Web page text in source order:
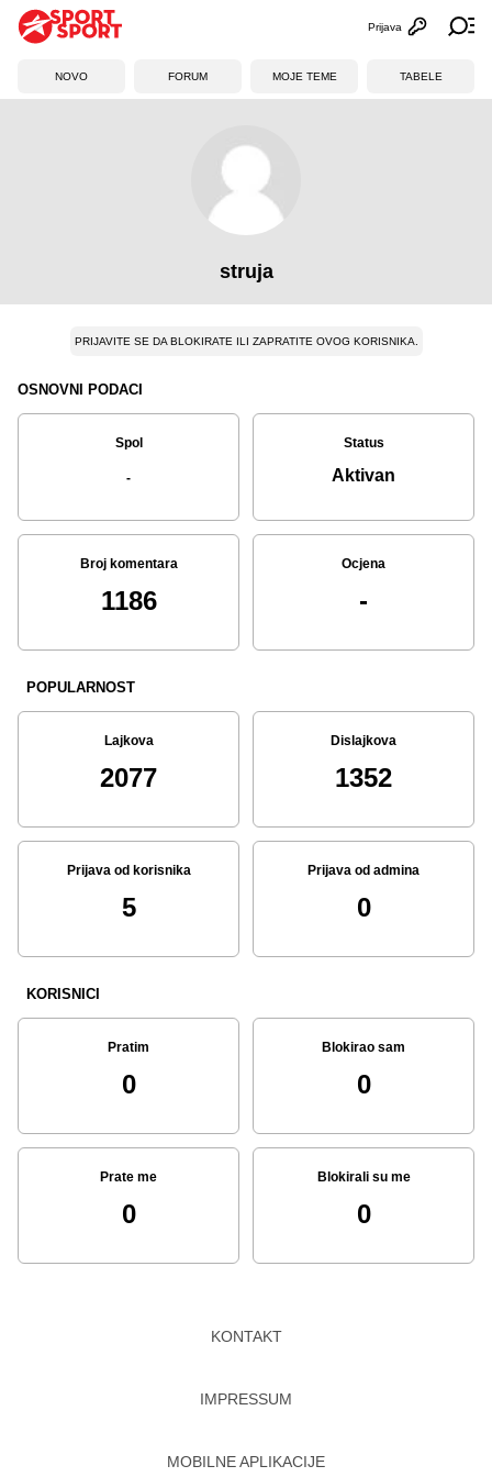
Otvori
Prijava
NOVO FORUM MOJE TEME TABELE
struja
PRIJAVITE SE DA BLOKIRATE ILI ZAPRATITE OVOG KORISNIKA.
OSNOVNI PODACI
Spol
-
Status
Aktivan
Broj komentara
1186
Ocjena
-
POPULARNOST
Lajkova
2077
Dislajkova
1352
Prijava od korisnika
5
Prijava od admina
0
KORISNICI
Pratim
0
Blokirao sam
0
Prate me
0
Blokirali su me
0
KONTAKT
IMPRESSUM
MOBILNE APLIKACIJE